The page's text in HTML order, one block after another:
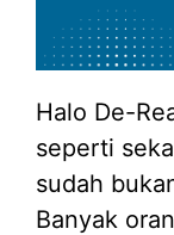
Halo De-
seperti
sudah
Banyak